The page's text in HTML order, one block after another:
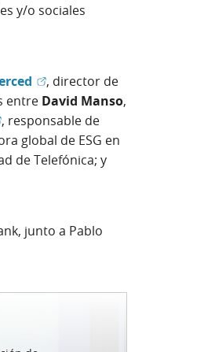
y/o sociales
(Abrir en ventana nueva)
, director de
entre David Manso,
en ventana nueva)
, responsable de
ventana nueva)
global de ESG en
de Telefónica; y
junto a Pablo